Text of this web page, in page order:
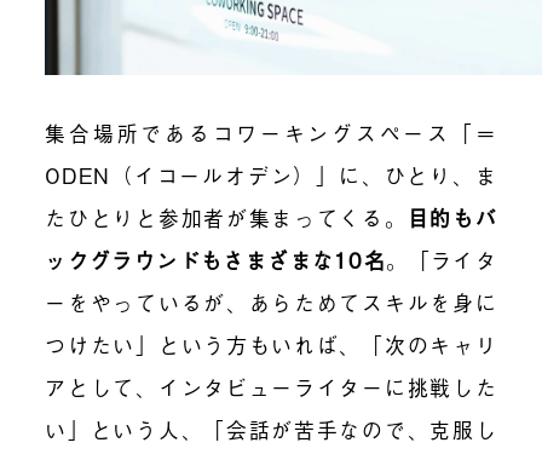
集合場所であるコワーキングスペース「＝
ODEN（イコールオデン）」に、ひとり、ま
たひとりと参加者が集まってくる。
目的もバ
ックグラウンドもさまざまな10名。
「ライタ
ーをやっているが、あらためてスキルを身に
つけたい」という方もいれば、「次のキャリ
アとして、インタビューライターに挑戦した
い」という人、「会話が苦手なので、克服し